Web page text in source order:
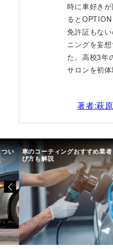
時に車好き
るとOPTION
免許証もな
ニングを妄
た。高校3年
サロンを初体
著者:萩
い 車のコーティングおすすめ業
び方も解説